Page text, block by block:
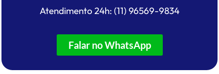
Atendimento 24h: (11) 96569-9834
Falar no WhatsApp